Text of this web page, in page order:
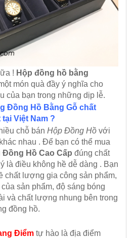
! Hộp đồng hồ bằng
món quà đầy ý nghĩa cho
của bạn trong những dịp lễ.
Đồng Hồ Bằng Gỗ chất
Việt Nam ?
chỗ bán Hộp Đồng Hồ với
nhau . Để bạn có thể mua
Hồ Cao Cấp đúng chất
là điều không hề dễ dàng . Bạn
chất lượng gia công sản phẩm,
sản phẩm, độ sáng bóng
và chất lượng nhung bên trong
đồng hồ.
Điểm tự hào là địa điểm